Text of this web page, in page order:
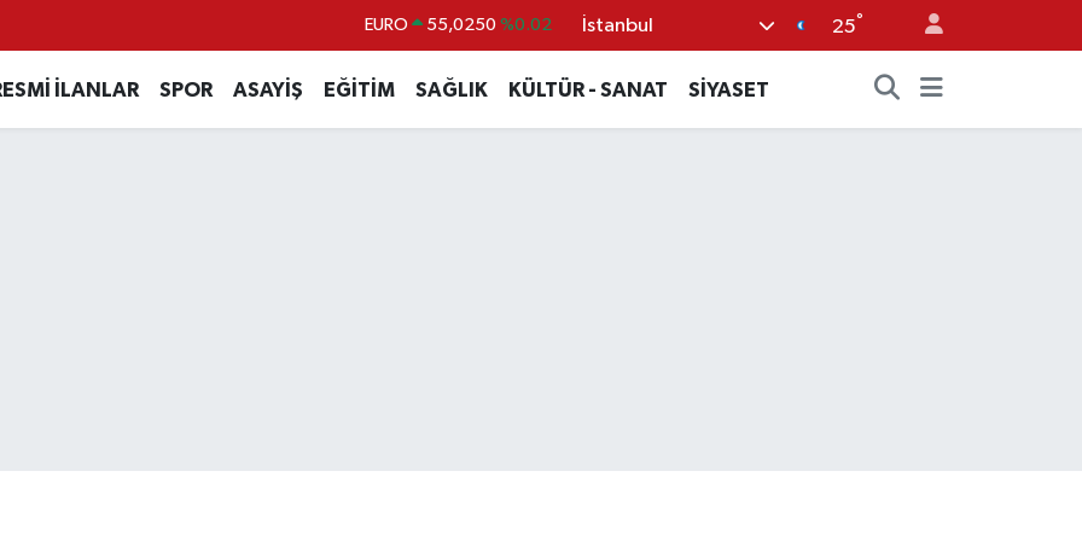
STERLİN 64,2398 %0.2 İstanbul 25°
İLANLAR SPOR ASAYİŞ EĞİTİM SAĞLIK KÜLTÜR - SANAT SİYASET